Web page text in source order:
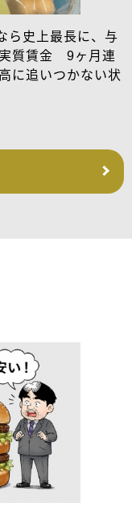
ら史上最長に、与
質賃金 9ヶ月連
に追いつかない状